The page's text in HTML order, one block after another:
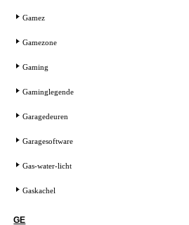
Gamez
Gamezone
Gaming
Gaminglegende
Garagedeuren
Garagesoftware
Gas-water-licht
Gaskachel
GE